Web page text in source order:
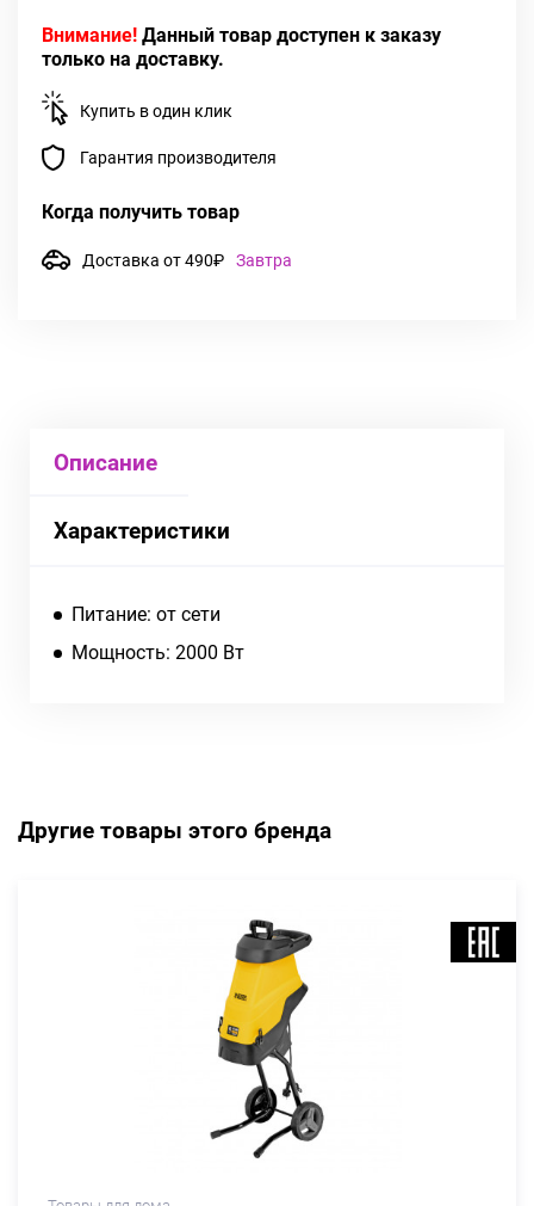
Внимание! Данный товар доступен к заказу
только на доставку.
Купить в один клик
Гарантия производителя
Когда получить товар
Доставка от 490₽ Завтра
Описание
Характеристики
Питание: от сети
Мощность: 2000 Вт
Другие товары этого бренда